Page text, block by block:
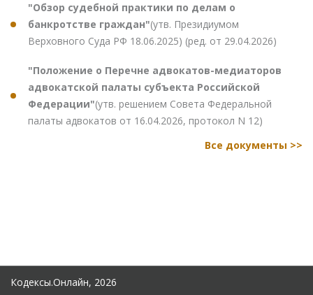
"Обзор судебной практики по делам о
банкротстве граждан"(утв. Президиумом
Верховного Суда РФ 18.06.2025) (ред. от 29.04.2026)
"Положение о Перечне адвокатов-медиаторов
адвокатской палаты субъекта Российской
Федерации"(утв. решением Совета Федеральной
палаты адвокатов от 16.04.2026, протокол N 12)
Все документы >>
Кодексы.Онлайн, 2026